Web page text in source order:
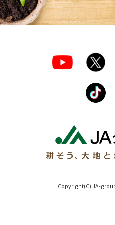
Copyright(C) JA-